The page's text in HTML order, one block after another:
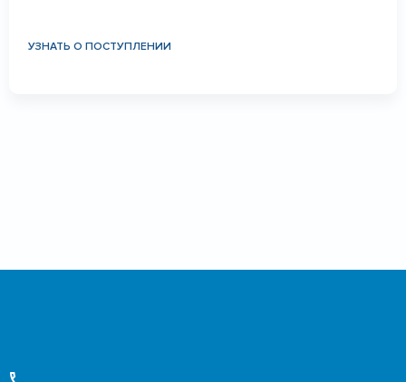
УЗНАТЬ О ПОСТУПЛЕНИИ